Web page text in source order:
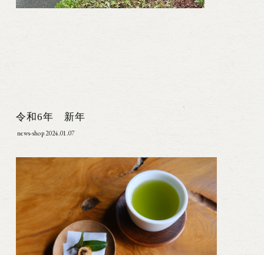
令和6年 新年
news-shop 2024.01.07